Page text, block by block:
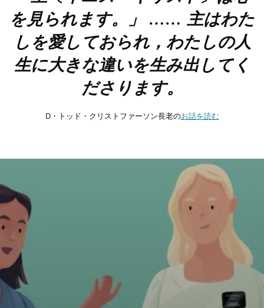
を見られます。」 …… 主はわた
しを愛しておられ，わたしの人
生に大きな違いを生み出してく
ださります。
D・トッド・クリストファーソン長老のお話を読む